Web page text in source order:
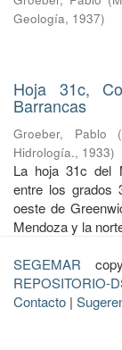
Geología, 1937)
Hoja 31c,
Barrancas
Groeber, Pablo (
Hidrología., 1933)
La hoja 31c del
entre los grados
oeste de
Mendoza y la
SEGEMAR
REPOSITORIO-
Contacto |